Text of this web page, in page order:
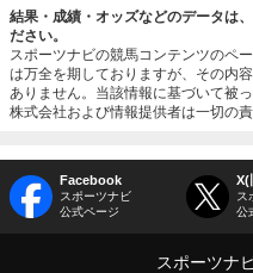
結果・成績・オッズなどのデータは
ださい。
スポーツナビの競馬コンテンツのペ
は万全を期しておりますが、その内
ありません。当該情報に基づいて被
株式会社および情報提供者は一切の責
Facebook
スポーツナビ
公式ページ
X(
ス
公
スポーツナ